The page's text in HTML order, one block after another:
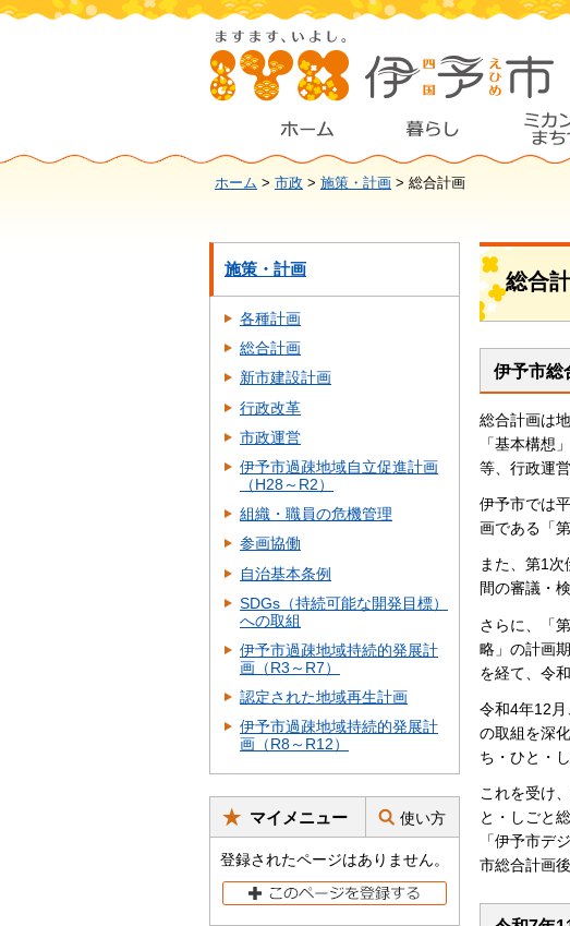
ホーム > 市政 > 施策・計画 > 総合計画
施策・計画
各種計画
総合計画
新市建設計画
行政改革
市政運営
伊予市過疎地域自立促進計画
（H28～R2）
組織・職員の危機管理
参画協働
自治基本条例
SDGs（持続可能な開発目標）
への取組
伊予市過疎地域持続的発展計
画（R3～R7）
認定された地域再生計画
伊予市過疎地域持続的発展計
画（R8～R12）
マイメニュー 使い方
登録されたページはありません。
総合
伊予市総
総合計画は
「基本構想
等、行政運
伊予市では
画である「
また、第1
間の審議・
さらに、「
略」の計画
を経て、令
令和4年12
の取組を深
ち・ひと・
これを受け
と・しごと
「伊予市デ
市総合計画